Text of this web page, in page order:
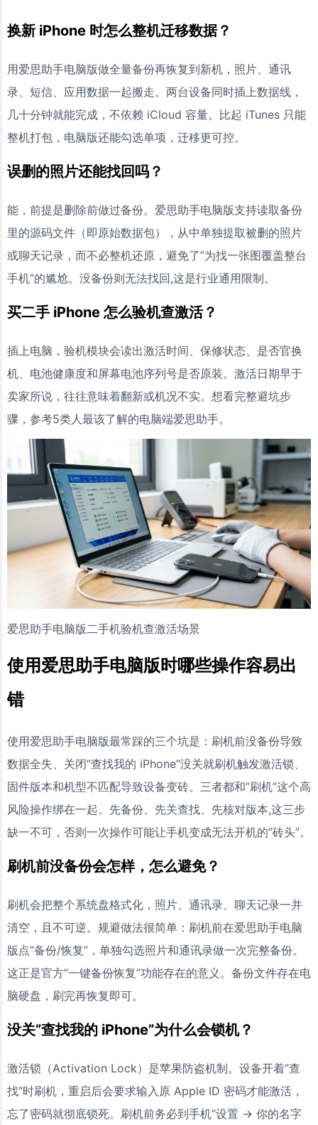
换新 iPhone 时怎么整机迁移数据？
用爱思助手电脑版做全量备份再恢复到新机，照片、通讯
录、短信、应用数据一起搬走。两台设备同时插上数据线，
几十分钟就能完成，不依赖 iCloud 容量。比起 iTunes 只能
整机打包，电脑版还能勾选单项，迁移更可控。
误删的照片还能找回吗？
能，前提是删除前做过备份。爱思助手电脑版支持读取备份
里的源码文件（即原始数据包），从中单独提取被删的照片
或聊天记录，而不必整机还原，避免了”为找一张图覆盖整台
手机”的尴尬。没备份则无法找回,这是行业通用限制。
买二手 iPhone 怎么验机查激活？
插上电脑，验机模块会读出激活时间、保修状态、是否官换
机、电池健康度和屏幕电池序列号是否原装。激活日期早于
卖家所说，往往意味着翻新或机况不实。想看完整避坑步
骤，参考5类人最该了解的电脑端爱思助手。
爱思助手电脑版二手机验机查激活场景
使用爱思助手电脑版时哪些操作容易出
错
使用爱思助手电脑版最常踩的三个坑是：刷机前没备份导致
数据全失、关闭”查找我的 iPhone”没关就刷机触发激活锁、
固件版本和机型不匹配导致设备变砖。三者都和”刷机”这个高
风险操作绑在一起。先备份、先关查找、先核对版本,这三步
缺一不可，否则一次操作可能让手机变成无法开机的”砖头”。
刷机前没备份会怎样，怎么避免？
刷机会把整个系统盘格式化，照片、通讯录、聊天记录一并
清空，且不可逆。规避做法很简单：刷机前在爱思助手电脑
版点”备份/恢复”，单独勾选照片和通讯录做一次完整备份。
这正是官方”一键备份恢复”功能存在的意义。备份文件存在电
脑硬盘，刷完再恢复即可。
没关”查找我的 iPhone”为什么会锁机？
激活锁（Activation Lock）是苹果防盗机制。设备开着”查
找”时刷机，重启后会要求输入原 Apple ID 密码才能激活，
忘了密码就彻底锁死。刷机前务必到手机”设置 → 你的名字